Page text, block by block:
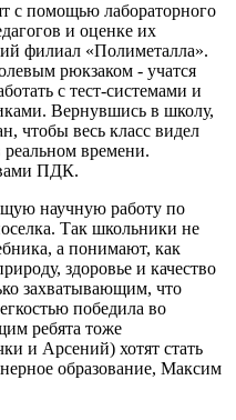
с помощью лабораторного
и оценке их
филиал «Полиметалла».
рюкзаком - учатся
с тест-системами и
Вернувшись в школу,
чтобы весь класс видел
реальном времени.
ПДК.
научную работу по
Так школьники не
а понимают, как
здоровье и качество
захватывающим, что
победила во
ребята тоже
и Арсений) хотят стать
образование, Максим